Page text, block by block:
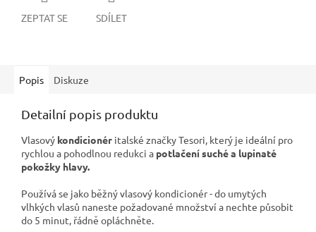
ZEPTAT SE SDÍLET
Popis Diskuze
Detailní popis produktu
Vlasový kondicionér italské značky Tesori, který je ideální pro
rychlou a pohodlnou redukci a potlačení suché a lupinaté
pokožky hlavy.
Používá se jako běžný vlasový kondicionér - do umytých
vlhkých vlasů naneste požadované množství a nechte působit
do 5 minut, řádně opláchněte.